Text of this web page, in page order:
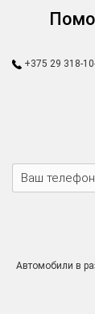
+375 29 318-
Автомобили в